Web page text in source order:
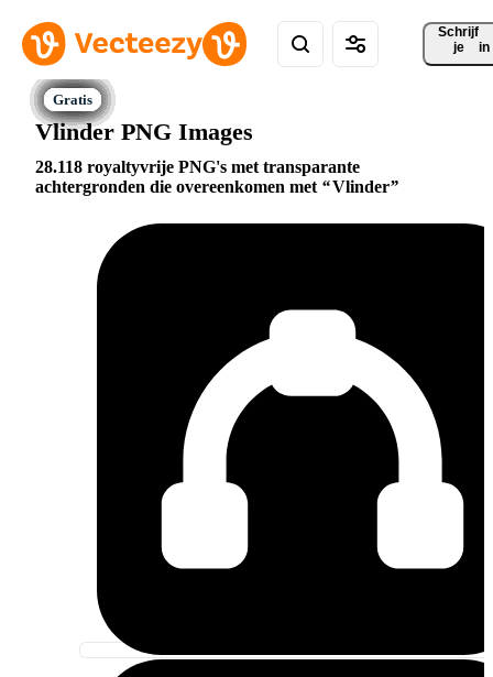
Schrijf
je
in
Vlinder PNG Images
28.118 royaltyvrije PNG's met transparante
achtergronden die overeenkomen met
Vlinder